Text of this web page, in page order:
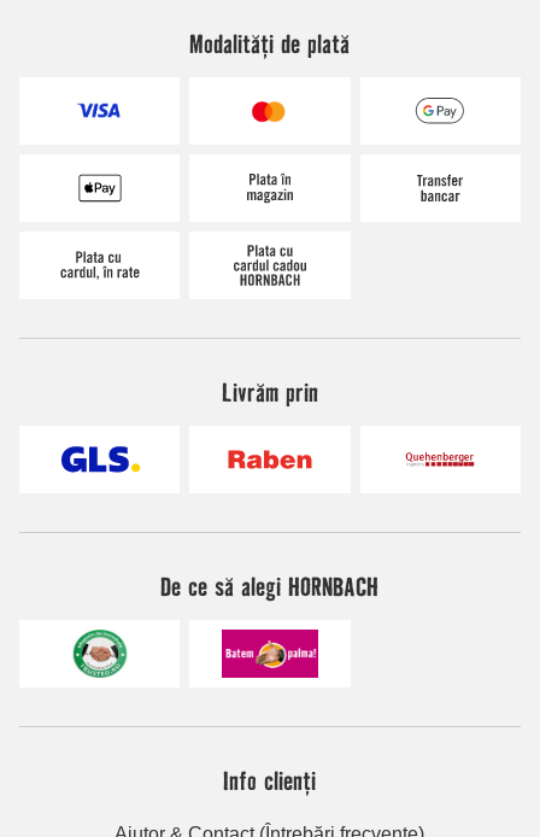
Modalități de plată
Livrăm prin
De ce să alegi HORNBACH
Info clienți